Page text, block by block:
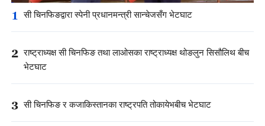
1 सी चिनफिङद्वारा स्पेनी प्रधानमन्त्री सान्चेजसँग भेटघाट
2 राष्ट्राध्यक्ष सी चिनफिङ तथा लाओसका राष्ट्राध्यक्ष थोङलुन सिसौलिथ बीच
भेटघाट
3 सी चिनफिङ र कजाकिस्तानका राष्ट्रपति तोकायेभबीच भेटघाट